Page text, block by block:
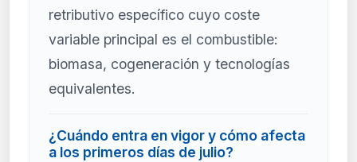
retributivo específico cuyo coste
variable principal es el combustible:
biomasa, cogeneración y tecnologías
equivalentes.
¿Cuándo entra en vigor y cómo afecta
a los primeros días de julio?